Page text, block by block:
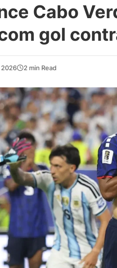
Cabo
gol
2 min Read